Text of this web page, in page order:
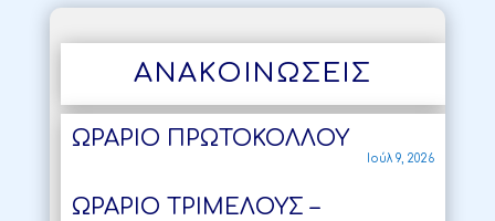
ΑΝΑΚΟΙΝΩΣΕΙΣ
ΩΡΑΡΙΟ ΠΡΩΤΟΚΟΛΛΟΥ
Ιούλ 9, 2026
ΩΡΑΡΙΟ ΤΡΙΜΕΛΟΥΣ –